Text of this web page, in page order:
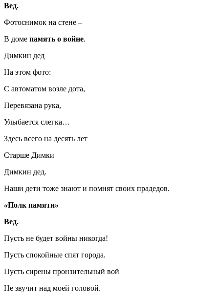
Вед.
Фотоснимок на стене –
В доме память о войне.
Димкин дед
На этом фото:
С автоматом возле дота,
Перевязана рука,
Улыбается слегка…
Здесь всего на десять лет
Старше Димки
Димкин дед.
Наши дети тоже знают и помнят своих прадедов.
«Полк памяти»
Вед.
Пусть не будет войны никогда!
Пусть спокойные спят города.
Пусть сирены пронзительный вой
Не звучит над моей головой.